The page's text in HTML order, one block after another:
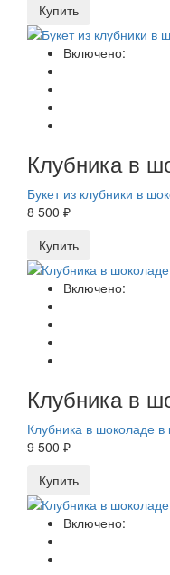
Купить
Включено:
Клубника в
Букет из клубники в
8 500 ₽
Купить
Включено:
Клубника в
Клубника в шоколаде в
9 500 ₽
Купить
Включено: